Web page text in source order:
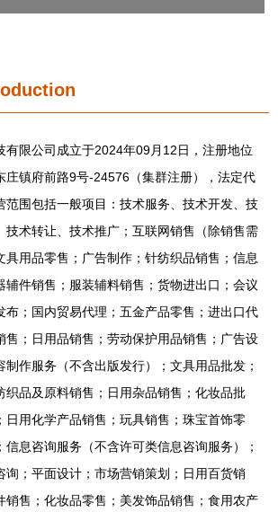
有限公司成立于2024年09月12日，注册地位
庄镇府前路9号-24576（集群注册），法定代
范围包括一般项目：技术服务、技术开发、技
技术转让、技术推广；互联网销售（除销售需
具用品零售；广告制作；针纺织品销售；信息
辅件销售；服装辅料销售；货物进出口；会议
布；国内贸易代理；五金产品零售；进出口代
售；日用品销售；劳动保护用品销售；广告设
作服务（不含出版发行）；文具用品批发；
织品及原料销售；日用杂品销售；化妆品批
日用化学产品销售；玩具销售；珠宝首饰零
息咨询服务（不含许可类信息咨询服务）；
询；平面设计；市场营销策划；日用百货销
销售；化妆品零售；美发饰品销售；食用农产